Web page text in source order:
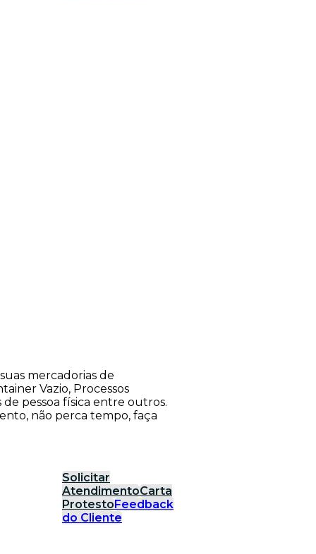
mercadorias de
Vazio, Processos
de pessoa física entre outros.
não perca tempo, faça
Solicitar
AtendimentoCarta
ProtestoFeedback
do Cliente